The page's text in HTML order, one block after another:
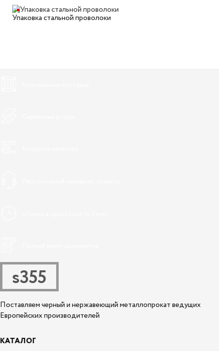
Упаковка стальной проволоки
s355
Поставляем черный и нержавеющий металлопрокат ведущих
Европейских производителей
КАТАЛОГ